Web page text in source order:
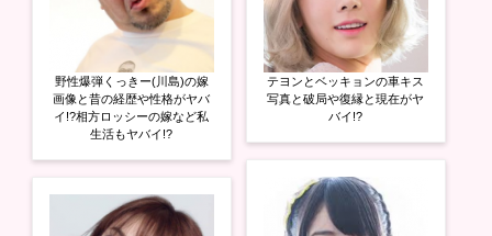
野性爆弾くっきー(川島)の嫁
画像と昔の経歴や性格がヤバ
イ!?相方ロッシーの嫁など私
生活もヤバイ!?
テヨンとベッキョンの車キス
写真と破局や復縁と現在がヤ
バイ!?